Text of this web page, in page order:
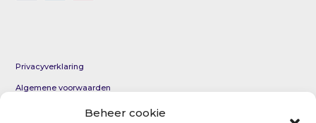
Beheer cookie
Privacyverklaring
Algemene voorwaarden